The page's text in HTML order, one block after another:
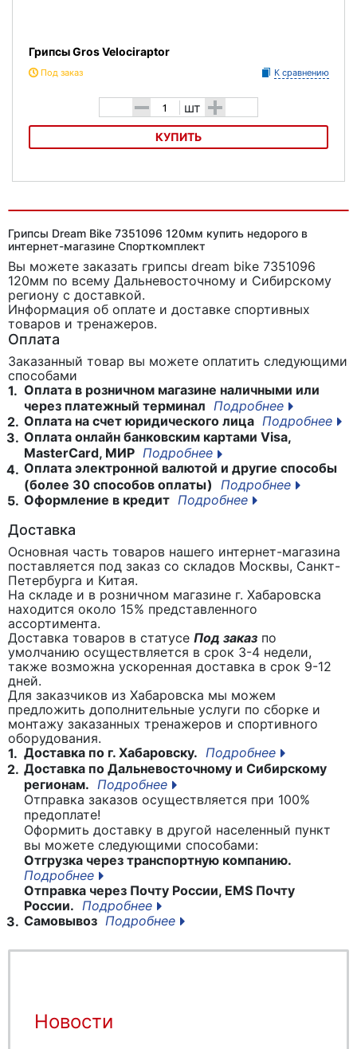
Грипсы Gros Velociraptor
Под заказ К сравнению
- шт +
КУПИТЬ
Грипсы Dream Bike 7351096 120мм купить недорого в
интернет-магазине Спорткомплект
Вы можете заказать грипсы dream bike 7351096
120мм по всему Дальневосточному и Сибирскому
региону с доставкой.
Информация об оплате и доставке спортивных
товаров и тренажеров.
Оплата
Заказанный товар вы можете оплатить следующими
способами
1. Оплата в розничном магазине наличными или
через платежный терминал Подробнее
2. Оплата на счет юридического лица Подробнее
3. Оплата онлайн банковским картами Visa,
MasterCard, МИР Подробнее
4. Оплата электронной валютой и другие способы
(более 30 способов оплаты)
Подробнее
5. Оформление в кредит Подробнее
Доставка
Основная часть товаров нашего интернет-магазина
поставляется под заказ со складов Москвы, Санкт-
Петербурга и Китая.
На складе и в розничном магазине г. Хабаровска
находится около 15% представленного
ассортимента.
Доставка товаров в статусе Под заказ по
умолчанию осуществляется в срок 3-4 недели,
также возможна ускоренная доставка в срок 9-12
дней.
Для заказчиков из Хабаровска мы можем
предложить дополнительные услуги по сборке и
монтажу заказанных тренажеров и спортивного
оборудования.
1. Доставка по г. Хабаровску. Подробнее
2. Доставка по Дальневосточному и Сибирскому
регионам. Подробнее
Отправка заказов осуществляется при 100%
предоплате!
Оформить доставку в другой населенный пункт
вы можете следующими способами:
Отгрузка через транспортную компанию.
Подробнее
Отправка через Почту России, EMS Почту
России. Подробнее
3. Самовывоз Подробнее
Новости